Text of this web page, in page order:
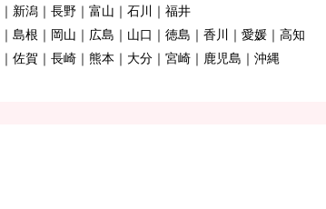
新潟 長野 富山 石川
福井
島根 岡山 広島 山口 徳島 香川 愛媛
高知
佐賀 長崎 熊本 大分 宮崎 鹿児島 沖縄